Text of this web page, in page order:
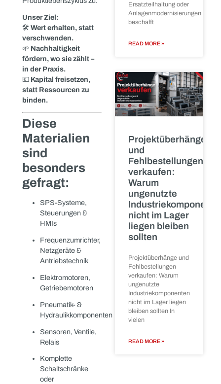
wandern in den Schrott,
obwohl sie woanders
dringend gebraucht
werden.
Die Realität:
💡Diese Komponenten
sind kein Wertstoff – sie
sind Wertträger.
MAAS Import
Export: Ihr
Partner für
nachhaltige
Wiederverwendung
Als Spezialist imAnkauf
und der
Wiederverwertung
industrieller
Komponentensetzen
wir genau hier an.
Wir kaufen Materialien
an, die andernorts
führen sie einem zweiten
Produktlebenszyklus zu.
Unser Ziel:
verschwenden.
Nachhaltigkeit
häufig hoher
organisatorischer
Siemens
SIMATIC S7-
1500 CPUs
verkaufen:
Ankauf
größerer
SPS-
Bestände
In vielen
Industrieunternehmen
liegen
Steuerungskomponenten
im Lager, die
ursprünglich für
Projekte,
Ersatzteilhaltung oder
beschafft